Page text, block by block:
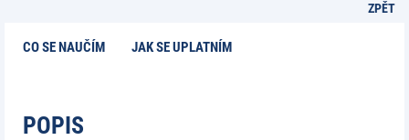
ZPĚT
CO SE NAUČÍM JAK SE UPLATNÍM
POPIS